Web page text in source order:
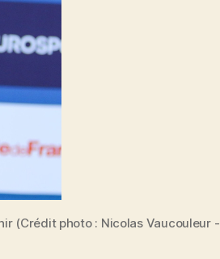
(Crédit photo : Nicolas Vaucouleur -